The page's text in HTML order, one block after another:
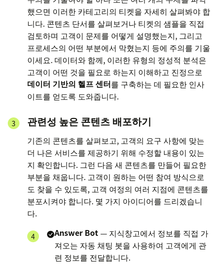
했으면 이러한 카테고리의 티켓을 자세히 살펴봐야 합
니다. 콘텐츠 단서를 살펴보거나 티켓의 샘플을 직접
검토하며 고객이 문제를 어떻게 설명했는지, 그리고
프로세스의 어떤 부분에서 막혔는지 등에 주의를 기울
이세요. 데이터와 함께, 이러한 유형의 정성적 분석은
고객이 어떤 것을 필요로 하는지 이해하고 진정으로
데이터 기반의 헬프 센터를 구축하는 데 필요한 인사
이트를 얻도록 도와줍니다.
관련성 높은 콘텐츠 배포하기
기존의 콘텐츠를 살펴보고, 고객의 요구 사항에 맞는
더 나은 서비스를 제공하기 위해 수정할 내용이 있는
지 확인합니다. 그런 다음 새 콘텐츠를 만들어 필요한
부분을 채웁니다. 고객이 원하는 어떤 참여 방식으로
도 찾을 수 있도록, 고객 여정의 여러 지점에 콘텐츠를
분포시켜야 합니다. 몇 가지 아이디어를 드리겠습니
다.
Answer Bot— 지식창고에서 정보를 직접 가
져오는 자동 채팅 봇을 사용하여 고객에게 관
련 정보를 전달합니다.